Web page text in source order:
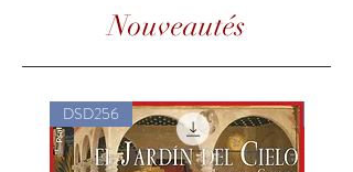
Nouveautés
DSD256